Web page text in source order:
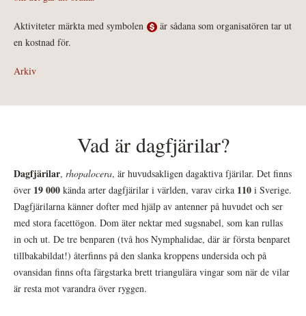
Aktiviteter märkta med symbolen
är sådana som organisatören tar ut
en kostnad för.
Arkiv
Vad är dagfjärilar?
Dagfjärilar, rhopalocera, är huvudsakligen dagaktiva fjärilar. Det finns
över 19 000 kända arter dagfjärilar i världen, varav cirka 110 i Sverige.
Dagfjärilarna känner dofter med hjälp av antenner på huvudet och ser
med stora facettögon. Dom äter nektar med sugsnabel, som kan rullas
in och ut. De tre benparen (två hos Nymphalidae, där är första benparet
tillbakabildat!) återfinns på den slanka kroppens undersida och på
ovansidan finns ofta färgstarka brett triangulära vingar som när de vilar
är resta mot varandra över ryggen.